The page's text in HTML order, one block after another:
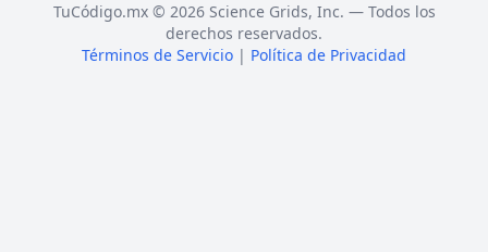
TuCódigo.mx © 2026 Science Grids, Inc. — Todos los
derechos reservados.
Términos de Servicio | Política de Privacidad